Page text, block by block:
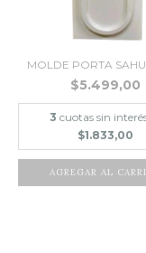
MOLDE PORTA
$5.499,00
3 cuotas sin
$1.833,00